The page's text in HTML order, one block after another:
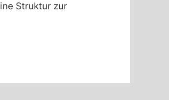
Struktur zur